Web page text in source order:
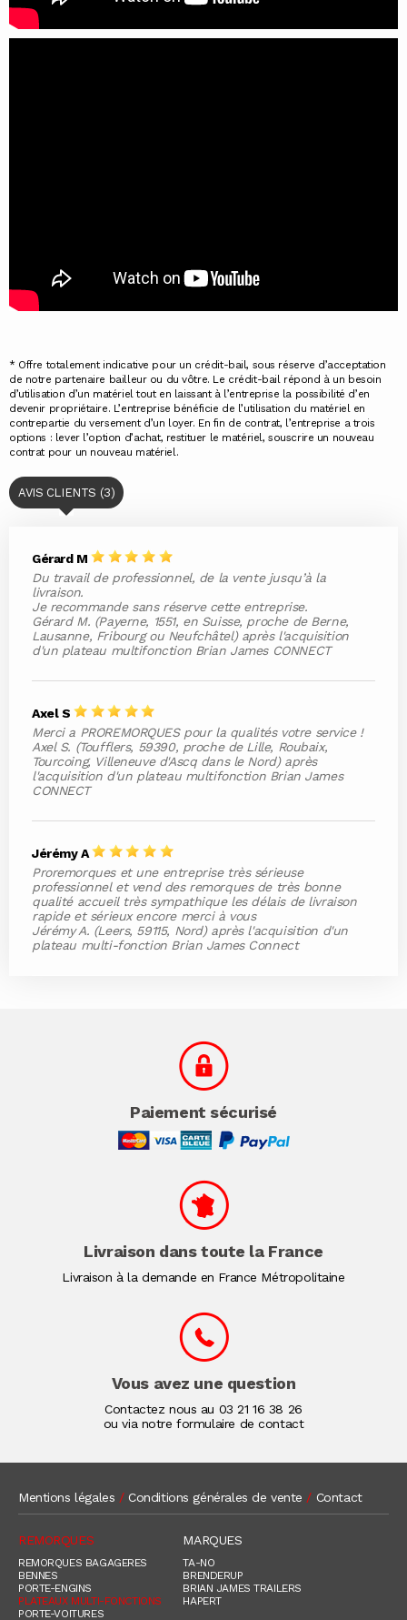
* Offre totalement indicative pour un crédit-bail, sous réserve d’acceptation
de notre partenaire bailleur ou du vôtre. Le crédit-bail répond à un besoin
d’utilisation d’un matériel tout en laissant à l’entreprise la possibilité d’en
devenir propriétaire. L’entreprise bénéficie de l’utilisation du matériel en
contrepartie du versement d’un loyer. En fin de contrat, l’entreprise a trois
options : lever l’option d’achat, restituer le matériel, souscrire un nouveau
contrat pour un nouveau matériel.
AVIS CLIENTS (3)
Gérard M
Du travail de professionnel, de la vente jusqu’à la
livraison.
Je recommande sans réserve cette entreprise.
Gérard M. (Payerne, 1551, en Suisse, proche de Berne,
Lausanne, Fribourg ou Neufchâtel) après l'acquisition
d'un plateau multifonction Brian James CONNECT
Axel S
Merci a PROREMORQUES pour la qualités votre service !
Axel S. (Toufflers, 59390, proche de Lille, Roubaix,
Tourcoing, Villeneuve d'Ascq dans le Nord) après
l'acquisition d'un plateau multifonction Brian James
CONNECT
Jérémy A
Proremorques et une entreprise très sérieuse
professionnel et vend des remorques de très bonne
qualité accueil très sympathique les délais de livraison
rapide et sérieux encore merci à vous
Jérémy A. (Leers, 59115, Nord) après l'acquisition d'un
plateau multi-fonction Brian James Connect
Paiement sécurisé
Livraison dans toute la France
Livraison à la demande en France Métropolitaine
Vous avez une question
Contactez nous au 03 21 16 38 26
ou via notre formulaire de contact
Mentions légales / Conditions générales de vente / Contact
REMORQUES
REMORQUES BAGAGERES
BENNES
PORTE-ENGINS
PLATEAUX MULTI-FONCTIONS
PORTE-VOITURES
MARQUES
TA-NO
BRENDERUP
BRIAN JAMES TRAILERS
HAPERT